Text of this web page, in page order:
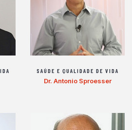
SAÚDE E QUALIDADE DE VIDA
Dr. Antonio Sproesser